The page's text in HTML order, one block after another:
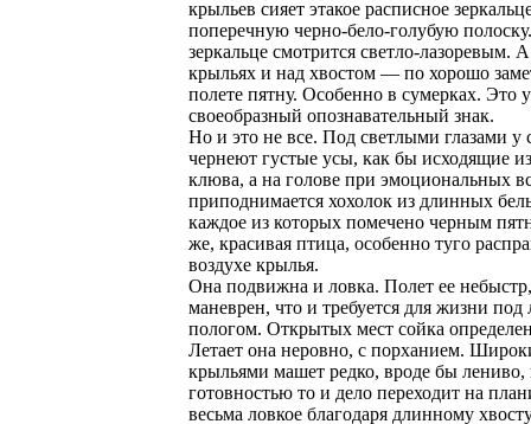
крыльев сияет этакое расписное
поперечную черно-бело-голубую
зеркальце смотрится светло-лазоревым.
крыльях и над хвостом — по хорошо
полете пятну. Особенно в сумерках. Это
своеобразный опознавательный знак.
Но и это не все. Под светлыми глазами у
чернеют густые усы, как бы исходящие
клюва, а на голове при эмоциональных
приподнимается хохолок из длинных
каждое из которых помечено черным
же, красивая птица, особенно туго
воздухе крылья.
Она подвижна и ловка. Полет ее небыстр,
маневрен, что и требуется для жизни
пологом. Открытых мест сойка
Летает она неровно, с порханием.
крыльями машет редко, вроде бы лениво,
готовностью то и дело переходит на
весьма ловкое благодаря длинному